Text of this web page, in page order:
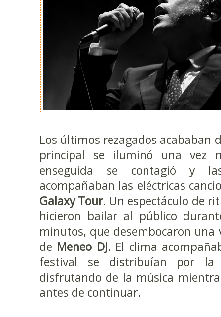
Los últimos rezagados acababan
principal se iluminó una vez
enseguida se contagió y
acompañaban las eléctricas
Galaxy Tour. Un espectáculo de
hicieron bailar al público
minutos, que desembocaron una
de Meneo DJ. El clima
festival se distribuían por la
disfrutando de la música
antes de continuar.